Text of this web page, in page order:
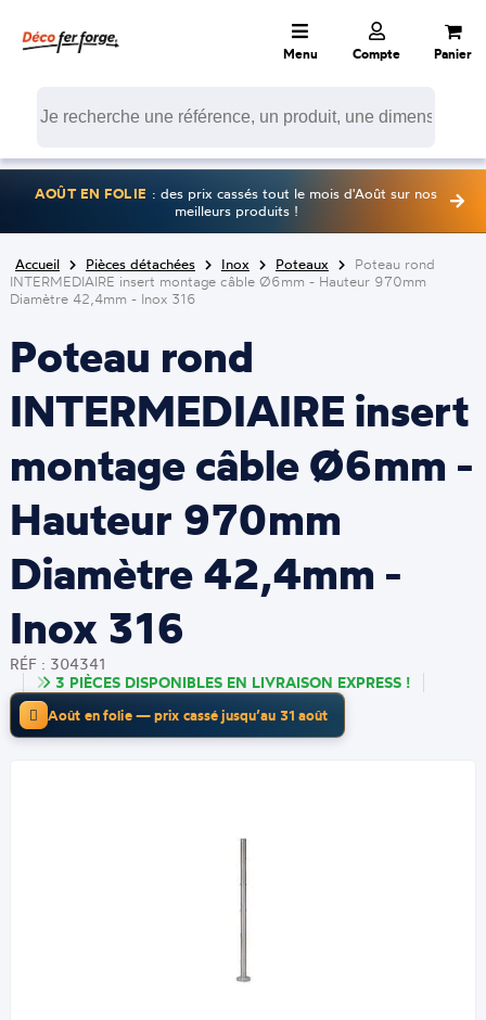
Menu Compte Panier
AOÛT EN FOLIE : des prix cassés tout le mois d'Août sur nos
meilleurs produits !
Accueil Pièces détachées Inox Poteaux
Poteau rond
INTERMEDIAIRE insert montage câble Ø6mm - Hauteur 970mm
Diamètre 42,4mm - Inox 316
Poteau rond
INTERMEDIAIRE insert
montage câble Ø6mm -
Hauteur 970mm
Diamètre 42,4mm -
Inox 316
RÉF : 304341
3 PIÈCES DISPONIBLES EN LIVRAISON EXPRESS !
Août en folie — prix cassé jusqu’au 31 août